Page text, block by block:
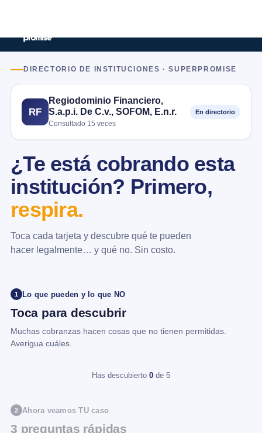
DIRECTORIO DE INSTITUCIONES · SUPERPROMISE
RF
Regiodominio Financiero,
S.a.p.i. De C.v., SOFOM, E.n.r.
Consultado 15 veces
En directorio
¿Te está cobrando esta
institución? Primero,
respira.
Toca cada tarjeta y descubre qué te pueden
hacer legalmente… y qué no. Sin costo.
1 Lo que pueden y lo que NO
Toca para descubrir
Muchas cobranzas hacen cosas que no tienen permitidas.
Averigua cuáles.
Has descubierto 0 de 5
2 Ahora veamos TU caso
3 preguntas rápidas